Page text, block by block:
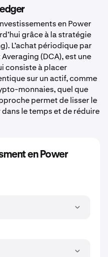
en Power
grâce à la stratégie
L’achat périodique par
(DCA), est une
consiste à placer
sur un actif, comme
monnaies, quel que
permet de lisser le
le temps et de réduire
en Power